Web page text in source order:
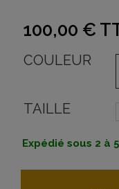
100,00 €
COULEUR
TAILLE
Expédié sous 2 à